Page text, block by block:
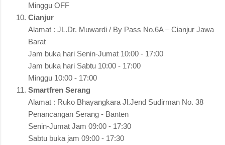
Minggu OFF
Cianjur
Alamat : JL.Dr. Muwardi / By Pass No.6A – Cianjur Jawa
Barat
Jam buka hari Senin-Jumat 10:00 - 17:00
Jam buka hari Sabtu 10:00 - 17:00
Minggu 10:00 - 17:00
Smartfren Serang
Alamat : Ruko Bhayangkara Jl.Jend Sudirman No. 38
Penancangan Serang - Banten
Senin-Jumat Jam 09:00 - 17:30
Sabtu buka jam 09:00 - 17:30